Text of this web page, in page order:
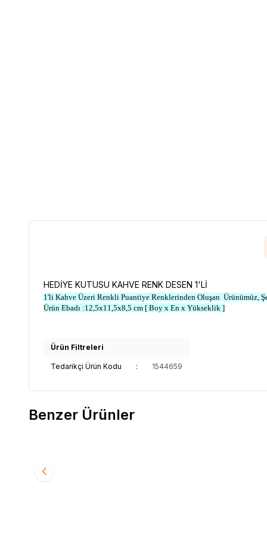
HEDİYE KUTUSU KAHVE RENK DESEN 1'Lİ
1'li Kahve Üzeri Renkli Puantiye Renklerinden Oluşan Ürünümüz,
Ürün Ebadı :12,5x11,5x8,5 cm [ Boy x En x Yükseklik ]
Ürün Filtreleri
Tedarikçi Ürün Kodu : 1544659
Benzer Ürünler
340,00